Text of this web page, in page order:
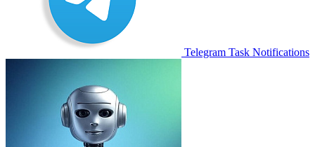
Telegram Task Notifications